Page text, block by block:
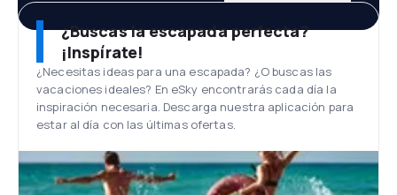
¿Buscas la escapada perfecta?
¡Inspírate!
¿Necesitas ideas para una escapada? ¿O buscas las
vacaciones ideales? En eSky encontrarás cada día la
inspiración necesaria. Descarga nuestra aplicación para
estar al día con las últimas ofertas.